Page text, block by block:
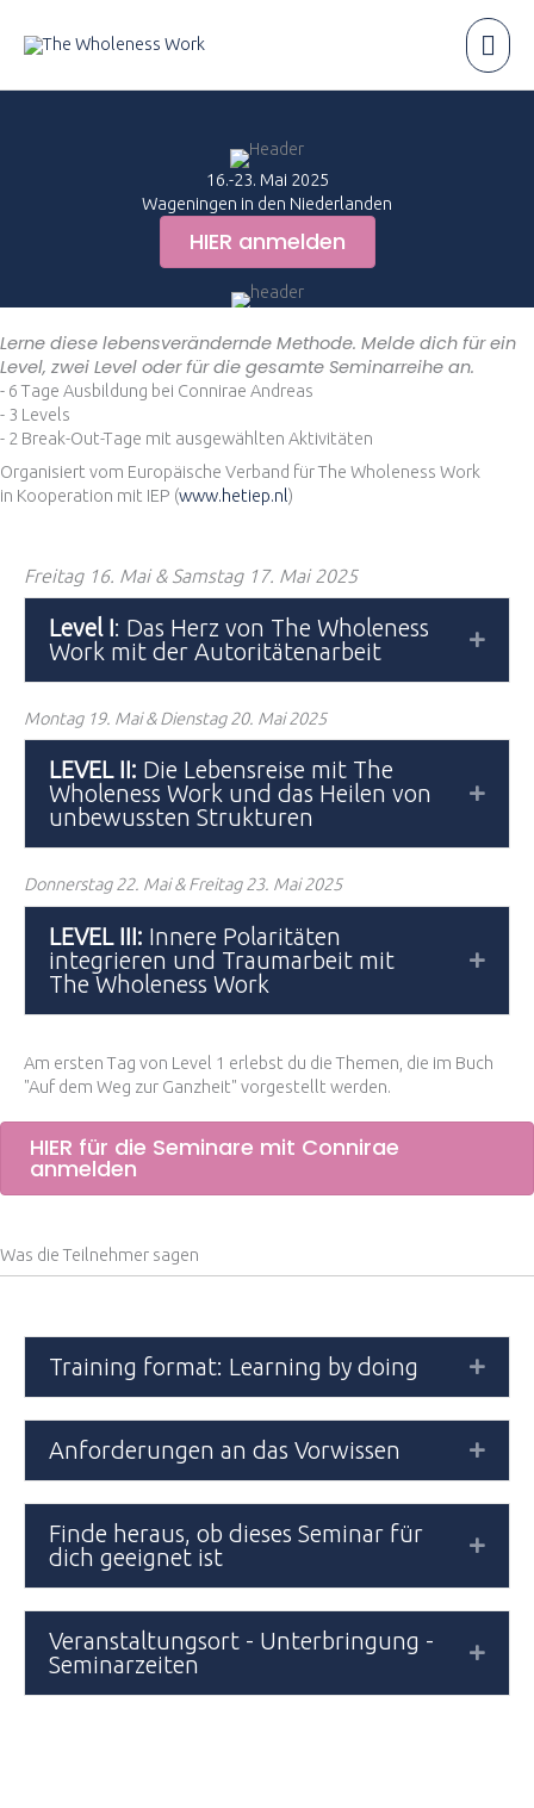
Inhalt
springen
16.-23. Mai 2025
Wageningen in den Niederlanden
HIER anmelden
Lerne diese lebensverändernde Methode. Melde dich für ein
Level, zwei Level oder für die gesamte Seminarreihe an.
- 6 Tage Ausbildung bei Connirae Andreas
- 3 Levels
- 2 Break-Out-Tage mit ausgewählten Aktivitäten
Organisiert vom Europäische Verband für The Wholeness Work
in Kooperation mit IEP (www.hetiep.nl)
Freitag 16. Mai & Samstag 17. Mai 2025
Level I: Das Herz von The Wholeness
Work mit der Autoritätenarbeit
Montag 19. Mai & Dienstag 20. Mai 2025
LEVEL II: Die Lebensreise mit The
Wholeness Work und das Heilen von
unbewussten Strukturen
Donnerstag 22. Mai & Freitag 23. Mai 2025
LEVEL III: Innere Polaritäten
integrieren und Traumarbeit mit
The Wholeness Work
Am ersten Tag von Level 1 erlebst du die Themen, die im Buch
"Auf dem Weg zur Ganzheit" vorgestellt werden.
HIER für die Seminare mit Connirae
anmelden
Was die Teilnehmer sagen
Training format: Learning by doing
Anforderungen an das Vorwissen
Finde heraus, ob dieses Seminar für
dich geeignet ist
Veranstaltungsort - Unterbringung -
Seminarzeiten